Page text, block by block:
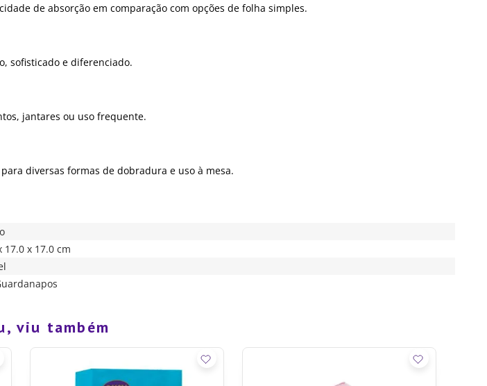
de absorção em comparação com opções de folha simples.
sofisticado e diferenciado.
jantares ou uso frequente.
diversas formas de dobradura e uso à mesa.
17.0 x 17.0 cm
viu também